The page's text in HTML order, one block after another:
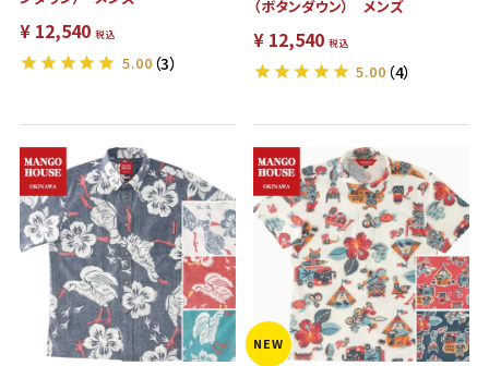
¥ 12,540 税込
5.00 （3）
（ボタンダウン） メンズ
¥ 12,540 税込
5.00 （4）
NEW